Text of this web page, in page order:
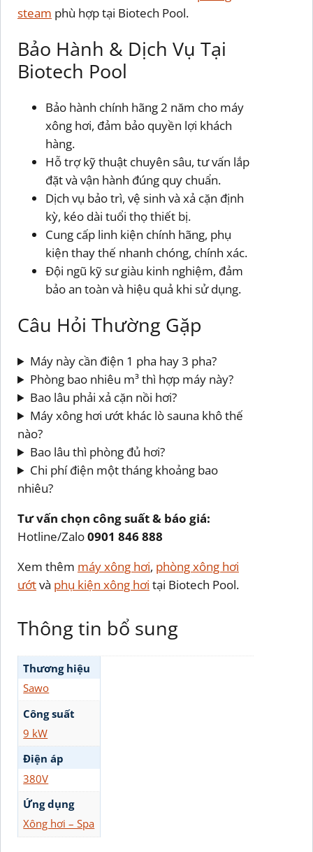
steam phù hợp tại Biotech Pool.
Bảo Hành & Dịch Vụ Tại
Biotech Pool
Bảo hành chính hãng 2 năm cho máy
xông hơi, đảm bảo quyền lợi khách
hàng.
Hỗ trợ kỹ thuật chuyên sâu, tư vấn lắp
đặt và vận hành đúng quy chuẩn.
Dịch vụ bảo trì, vệ sinh và xả cặn định
kỳ, kéo dài tuổi thọ thiết bị.
Cung cấp linh kiện chính hãng, phụ
kiện thay thế nhanh chóng, chính xác.
Đội ngũ kỹ sư giàu kinh nghiệm, đảm
bảo an toàn và hiệu quả khi sử dụng.
Câu Hỏi Thường Gặp
Máy này cần điện 1 pha hay 3 pha?
Phòng bao nhiêu m³ thì hợp máy này?
Bao lâu phải xả cặn nồi hơi?
Máy xông hơi ướt khác lò sauna khô thế
nào?
Bao lâu thì phòng đủ hơi?
Chi phí điện một tháng khoảng bao
nhiêu?
Tư vấn chọn công suất & báo giá:
Hotline/Zalo0901 846 888
Xem thêm máy xông hơi, phòng xông hơi
ướtvà phụ kiện xông hơi tại Biotech Pool.
Thông tin bổ sung
Thương hiệu
Sawo
Công suất
9 kW
Điện áp
380V
Ứng dụng
Xông hơi – Spa